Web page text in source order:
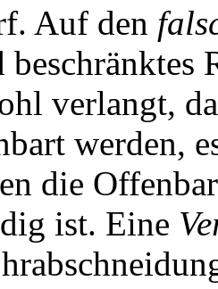
Auf den
verlangt,
werden,
die
ist. Eine